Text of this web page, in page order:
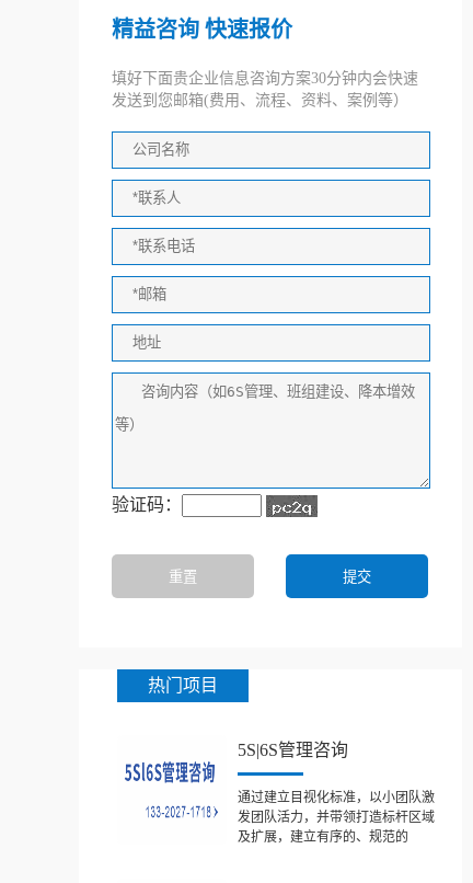
精益咨询 快速报价
填好下面贵企业信息咨询方案30分钟内会快速
发送到您邮箱(费用、流程、资料、案例等）
验证码：
热门项目
5S|6S管理咨询
通过建立目视化标准，以小团队激
发团队活力，并带领打造标杆区域
及扩展，建立有序的、规范的